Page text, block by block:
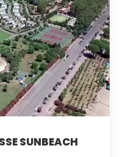
SUNBEACH